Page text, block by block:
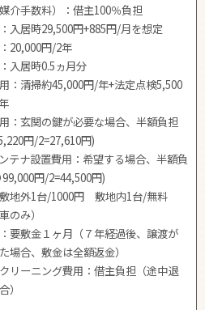
介手数料）：借主100％負担
入居時29,500円+885円/月を想定
20,000円/2年
入居時0.5ヵ月分
：清掃約45,000円/年+法定点検5,500
：玄関の鍵が必要な場合、半額負担
円/2=27,610円)
テナ設置費用：希望する場合、半額負
円/2=44,500円)
地外1台/1000円 敷地内1台/無料
のみ）
要敷金１ヶ月（７年経過後、譲渡が
場合、敷金は全額返金）
リーニング費用：借主負担（途中退
）